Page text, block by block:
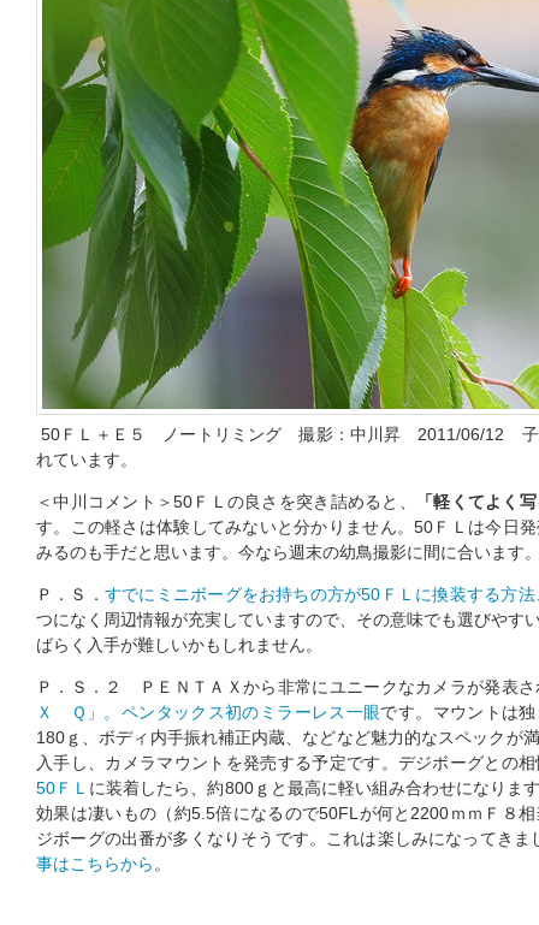
50ＦＬ＋Ｅ５ ノートリミング 撮影：中川昇 2011/06/12 子
れています。
＜中川コメント＞50ＦＬの良さを突き詰めると、
「軽くてよく
す。この軽さは体験してみないと分かりません。50ＦＬは今日
みるのも手だと思います。今なら週末の幼鳥撮影に間に合いま
Ｐ．Ｓ． すでにミニボーグをお持ちの方が50ＦＬに換装する方
つになく周辺情報が充実していますので、その意味でも選びやす
ばらく入手が難しいかもしれません。
Ｐ．Ｓ．２ ＰＥＮＴＡＸから非常にユニークなカメラが発表
Ｘ Ｑ」。ペンタックス初のミラーレス一眼です。マウントは
180ｇ、ボディ内手振れ補正内蔵、などなど魅力的なスペックが
入手し、カメラマウントを発売する予定です。デジボーグとの
50ＦＬ に装着したら、約800ｇと最高に軽い組み合わせになりま
効果は凄いもの（約5.5倍になるので50FLが何と2200ｍｍＦ８
ジボーグの出番が多くなりそうです。これは楽しみになってきま
事はこちらから 。